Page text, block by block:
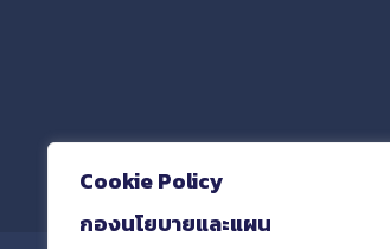
Cookie Policy
กองนโยบายและแผน